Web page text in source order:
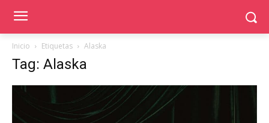
Inicio Etiquetas Alaska
Tag: Alaska